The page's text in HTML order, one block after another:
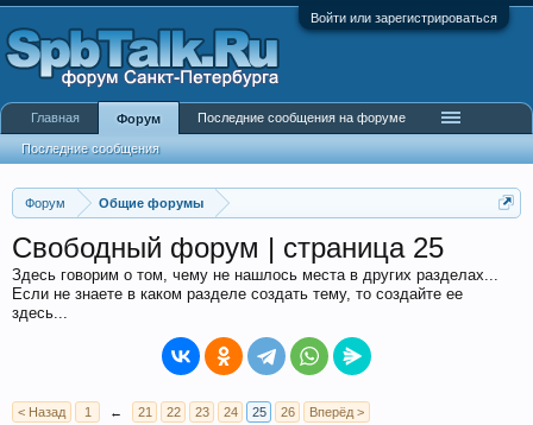
Войти или зарегистрироваться
Форум Общие форумы
Свободный форум | страница 25
Здесь говорим о том, чему не нашлось места в других разделах...
Если не знаете в каком разделе создать тему, то создайте ее
здесь...
< Назад 1 ← 21 22 23 24 25 26 Вперёд >
Главная Форум
Последние сообщения
Последние сообщения на форуме